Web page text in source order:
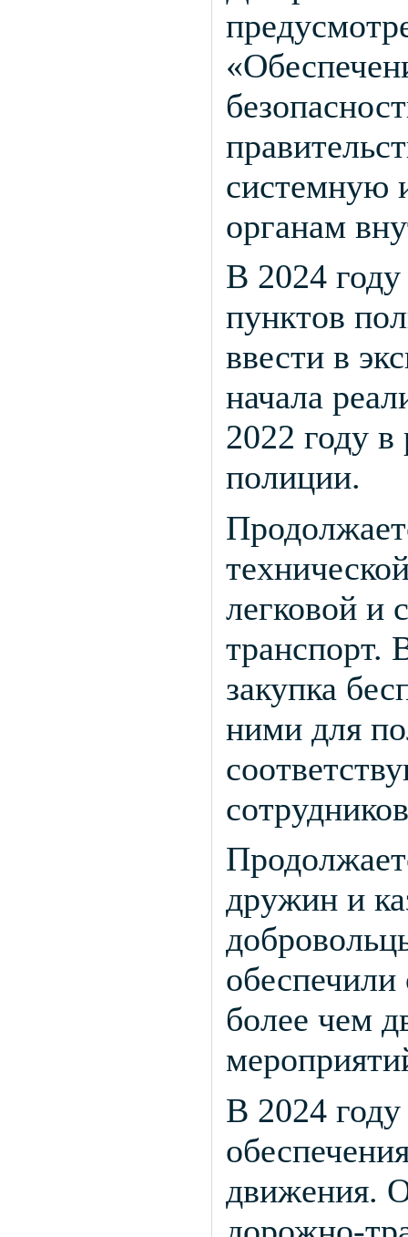
системную
органам
В 2024
пунктов
ввести в
начала
2022 году в
полиции.
легковой и
транспорт.
закупка
ними для
дружин и
более чем
В 2024
движения.